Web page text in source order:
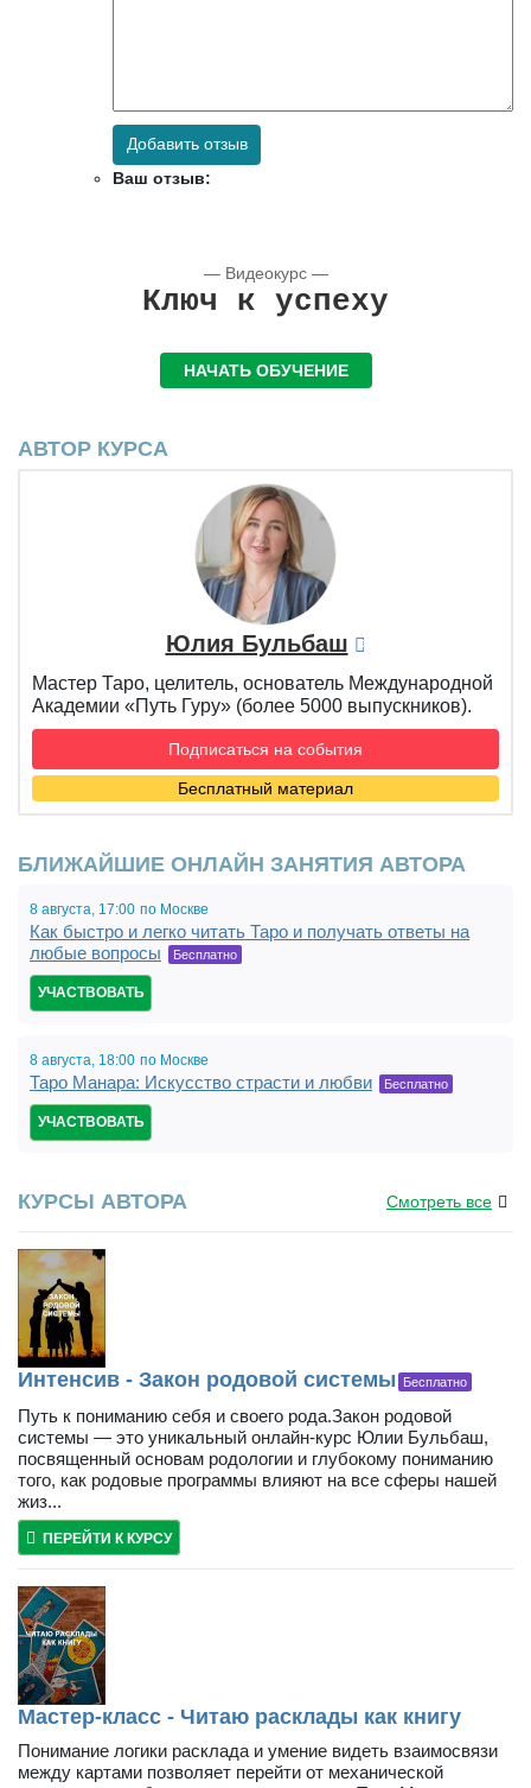
Добавить отзыв
Ваш отзыв:
— Видеокурс —
Ключ к успеху
НАЧАТЬ ОБУЧЕНИЕ
АВТОР КУРСА
Юлия Бульбаш
Мастер Таро, целитель, основатель Международной
Академии «Путь Гуру» (более 5000 выпускников).
Подписаться на события
Бесплатный материал
БЛИЖАЙШИЕ ОНЛАЙН ЗАНЯТИЯ АВТОРА
8 августа, 17:00 по Москве
Как быстро и легко читать Таро и получать ответы на
любые вопросы
Бесплатно
УЧАСТВОВАТЬ
8 августа, 18:00 по Москве
Таро Манара: Искусство страсти и любви Бесплатно
УЧАСТВОВАТЬ
КУРСЫ АВТОРА Смотреть все
Интенсив - Закон родовой системы Бесплатно
Путь к пониманию себя и своего рода.Закон родовой
системы — это уникальный онлайн-курс Юлии Бульбаш,
посвященный основам родологии и глубокому пониманию
того, как родовые программы влияют на все сферы нашей
жиз...
ПЕРЕЙТИ К КУРСУ
Мастер-класс - Читаю расклады как книгу
Понимание логики расклада и умение видеть взаимосвязи
между картами позволяет перейти от механической